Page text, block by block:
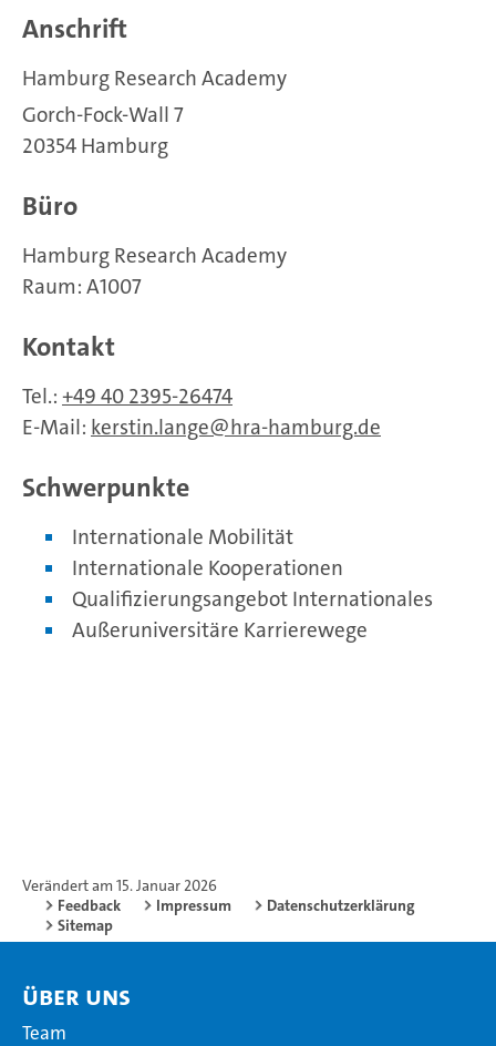
Anschrift
Hamburg Research Academy
Gorch-Fock-Wall 7
20354 Hamburg
Büro
Hamburg Research Academy
Raum: A1007
Kontakt
Tel.: +49 40 2395-26474
E-Mail: kerstin.lange hra-hamburg.de
Schwerpunkte
Internationale Mobilität
Internationale Kooperationen
Qualifizierungsangebot Internationales
Außeruniversitäre Karrierewege
Verändert am 15. Januar 2026
Feedback
Impressum
Datenschutzerklärung
Sitemap
Über uns
Team